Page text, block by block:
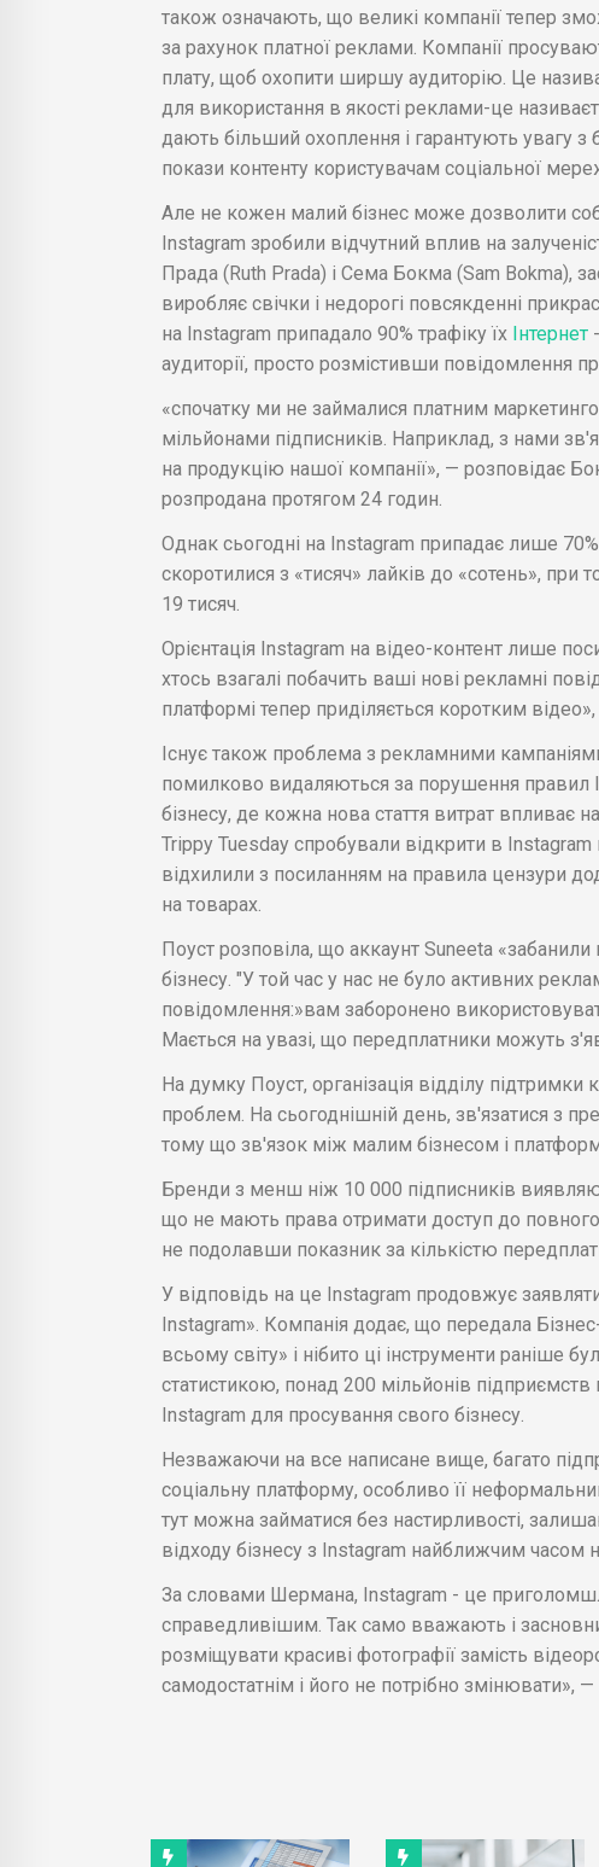
також означають, що великі компанії тепер
за рахунок платної реклами. Компанії
плату, щоб охопити ширшу аудиторію. Це
для використання в якості реклами-це
дають більший охоплення і гарантують увагу з
покази контенту користувачам соціальної
Але не кожен малий бізнес може дозволити
Instagram зробили відчутний вплив на
Прада (Ruth Prada) і Сема Бокма (Sam Bokma),
виробляє свічки і недорогі повсякденні
на Instagram припадало 90% трафіку їхІнтернет
аудиторії, просто розмістивши повідомлення
«спочатку ми не займалися платним
мільйонами підписників. Наприклад, з нами
на продукцію нашої компанії», — розповідає
розпродана протягом 24 годин.
Однак сьогодні на Instagram припадає лише
скоротилися з «тисяч» лайків до «сотень», при
19 тисяч.
Орієнтація Instagram на відео-контент лише
хтось взагалі побачить ваші нові рекламні
платформі тепер приділяється коротким
Існує також проблема з рекламними
помилково видаляються за порушення
бізнесу, де кожна нова стаття витрат впливає
Trippy Tuesday спробували відкрити в Instagram
відхилили з посиланням на правила цензури
на товарах.
Поуст розповіла, що аккаунт Suneeta
бізнесу. "У той час у нас не було активних
повідомлення:»вам заборонено
Мається на увазі, що передплатники можуть
На думку Поуст, організація відділу
проблем. На сьогоднішній день, зв'язатися з
тому що зв'язок між малим бізнесом і
Бренди з менш ніж 10 000 підписників
що не мають права отримати доступ до повного
не подолавши показник за кількістю
У відповідь на це Instagram продовжує
Instagram». Компанія додає, що передала
всьому світу» і нібито ці інструменти раніше
статистикою, понад 200 мільйонів
Instagram для просування свого бізнесу.
Незважаючи на все написане вище, багато
соціальну платформу, особливо її
тут можна займатися без настирливості,
відходу бізнесу з Instagram найближчим часом
За словами Шермана, Instagram - це
справедливішим. Так само вважають і
розміщувати красиві фотографії замість
самодостатнім і його не потрібно змінювати»,